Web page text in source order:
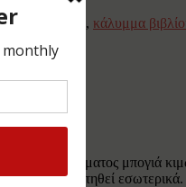
, , κάλυμμα
λευκού χρώματος μπογιά
τοποθετηθεί